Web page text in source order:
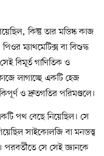
কিন্তু তার মস্তিষ্ক কাজ
ম্যাথমেটিক্স বা বিশুদ্ধ
বিমূর্ত গাণিতিক ও
লাগাচ্ছে একটি হেজ
ও দ্রুতগতির পরিমণ্ডলে।
পথ বেছে নিয়েছিল। সে
সাইকোলজি বা মনস্তত্ত্ব
সে সেই জ্ঞানকে